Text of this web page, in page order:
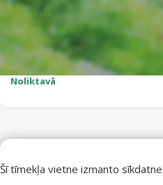
Šī tīmekļa vietne izmanto
izmērs, dažādi veidi
Cena
2,99 €
Noliktavā
Dekoratīvs augs akvārijam –